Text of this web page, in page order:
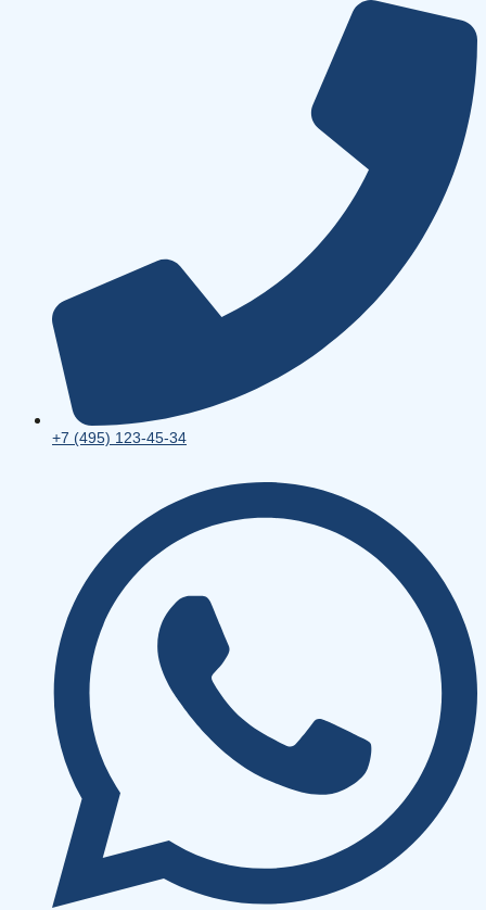
+7 (495) 123-45-34